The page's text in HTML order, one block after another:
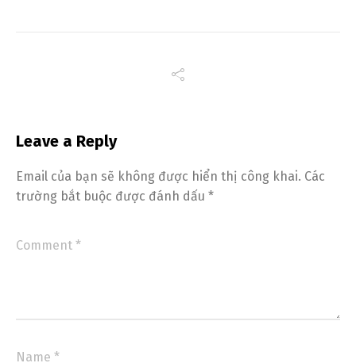
Leave a Reply
Email của bạn sẽ không được hiển thị công khai. Các
trường bắt buộc được đánh dấu *